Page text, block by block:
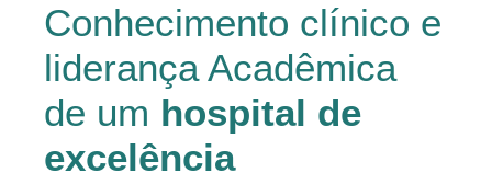
Conhecimento clínico e
liderança Acadêmica
de um hospital de
excelência